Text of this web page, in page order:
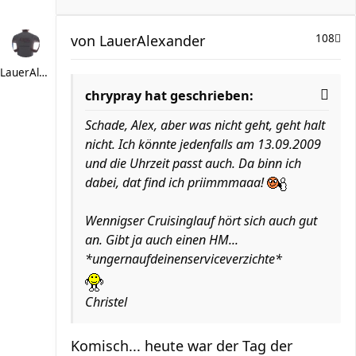
LauerAlexander
108
von LauerAlexander
chrypray hat geschrieben:
Schade, Alex, aber was nicht geht, geht halt
nicht. Ich könnte jedenfalls am 13.09.2009
und die Uhrzeit passt auch. Da binn ich
dabei, dat find ich priimmmaaa!
Wennigser Cruisinglauf hört sich auch gut
an. Gibt ja auch einen HM...
*ungernaufdeinenserviceverzichte*
Christel
Komisch... heute war der Tag der